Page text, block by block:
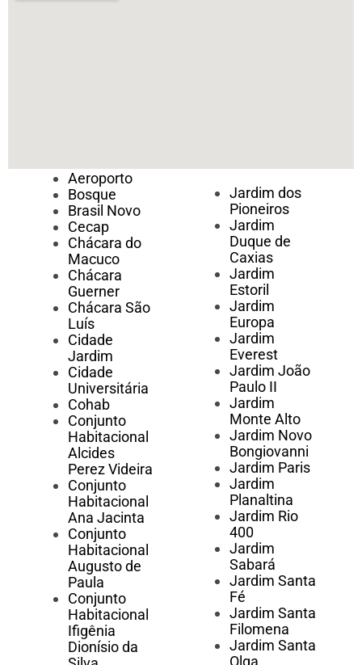
Aeroporto
Bosque
Brasil Novo
Cecap
Chácara do
Macuco
Chácara
Guerner
Chácara São
Luís
Cidade
Jardim
Cidade
Universitária
Cohab
Conjunto
Habitacional
Alcides
Perez Videira
Conjunto
Habitacional
Ana Jacinta
Conjunto
Habitacional
Augusto de
Paula
Conjunto
Habitacional
Ifigênia
Dionísio da
Jardim dos
Pioneiros
Jardim
Duque de
Caxias
Jardim
Estoril
Jardim
Europa
Jardim
Everest
Jardim João
Paulo II
Jardim
Monte Alto
Jardim Novo
Bongiovanni
Jardim Paris
Jardim
Planaltina
Jardim Rio
400
Jardim
Sabará
Jardim Santa
Fé
Jardim Santa
Filomena
Jardim Santa